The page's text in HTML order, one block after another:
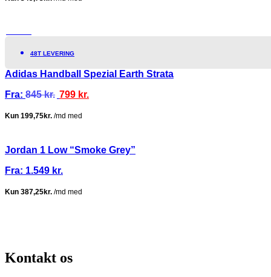
48T LEVERING
Adidas Handball Spezial Earth Strata
Fra: 845kr. 799 kr.
Jordan 1 Low “Smoke Grey”
Fra: 1.549 kr.
Kontakt os